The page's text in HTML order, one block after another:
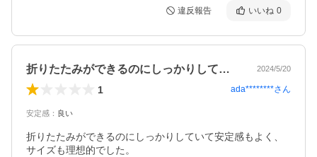
違反報告 いいね 0
折りたたみができるのにしっかりしていて… 2024/5/20
1 ada********さん
安定感 ： 良い
折りたたみができるのにしっかりしていて安定感もよく、
サイズも理想的でした。